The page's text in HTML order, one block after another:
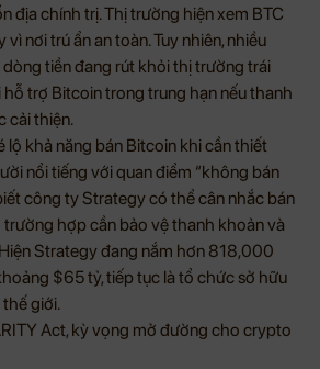
địa chính trị. Thị trường hiện xem BTC
vì nơi trú ẩn an toàn. Tuy nhiên, nhiều
tiền đang rút khỏi thị trường trái
trợ Bitcoin trong trung hạn nếu thanh
cải thiện.
lộ khả năng bán Bitcoin khi cần thiết
nổi tiếng với quan điểm “không bán
công ty Strategy có thể cân nhắc bán
hợp cần bảo vệ thanh khoản và
Strategy đang nắm hơn 818,000
$65 tỷ, tiếp tục là tổ chức sở hữu
giới.
Act, kỳ vọng mở đường cho crypto